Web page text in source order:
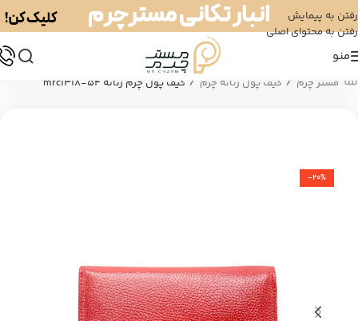
رفتن به پیمایش
رفتن به محتوای اصلی
منو
مستر چرم / کیف پول زنانه چرم / کیف پول چرم زنانه mrc1318-54
-20%